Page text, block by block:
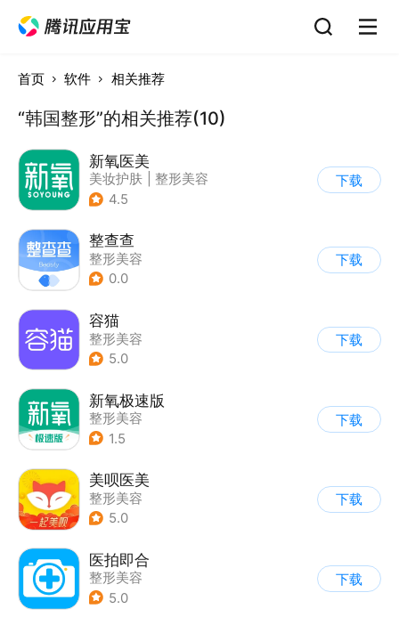
首页 软件 相关推荐
“韩国整形”的相关推荐(10)
新氧医美
美妆护肤
整形美容
4.5
下载
整查查
整形美容
0.0
下载
容猫
整形美容
5.0
下载
新氧极速版
整形美容
1.5
下载
美呗医美
整形美容
5.0
下载
医拍即合
整形美容
5.0
下载